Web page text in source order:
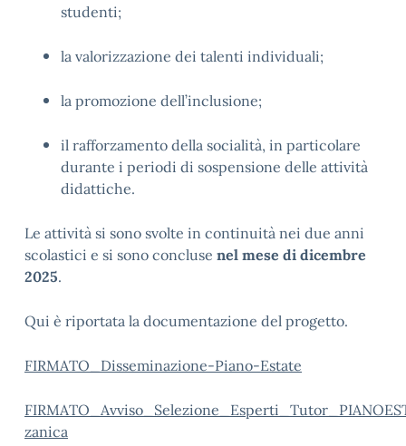
studenti;
la valorizzazione dei talenti individuali;
la promozione dell’inclusione;
il rafforzamento della socialità, in particolare
durante i periodi di sospensione delle attività
didattiche.
Le attività si sono svolte in continuità nei due anni
scolastici e si sono concluse nel mese di dicembre
2025.
Qui è riportata la documentazione del progetto.
FIRMATO_Disseminazione-Piano-Estate
zanica